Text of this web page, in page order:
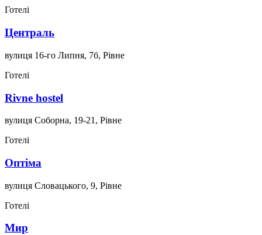
Готелі
Централь
вулиця 16-го Липня, 7б, Рівне
Готелі
Rivne hostel
вулиця Соборна, 19-21, Рівне
Готелі
Оптіма
вулиця Словацького, 9, Рівне
Готелі
Мир